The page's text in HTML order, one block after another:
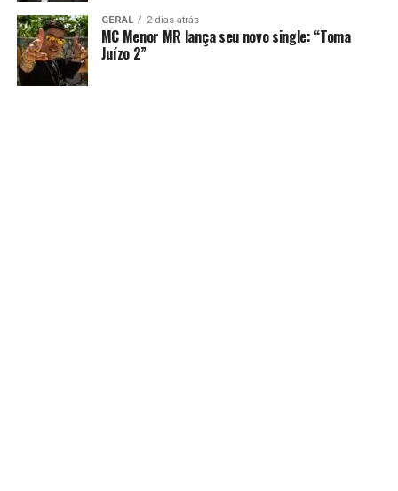
GERAL 2 dias atrás
MC Menor MR lança seu novo single: “Toma
Juízo 2”